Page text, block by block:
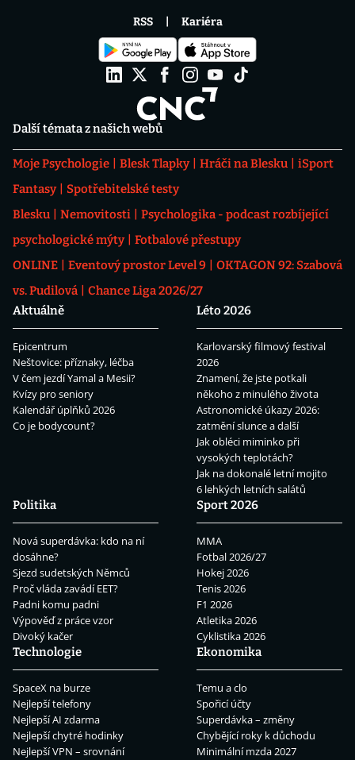
Další témata z našich webů
Moje Psychologie Blesk Tlapky Hráči na Blesku
iSport
Fantasy
Spotřebitelské testy
Blesku
Nemovitosti
Psychologika - podcast rozbíjející
psychologické mýty
Fotbalové přestupy
ONLINE
Eventový prostor Level 9
OKTAGON 92: Szabová
vs. Pudilová
Chance Liga 2026/27
Aktuálně
Epicentrum
Neštovice: příznaky, léčba
V čem jezdí Yamal a Mesii?
Kvízy pro seniory
Kalendář úplňků 2026
Co je bodycount?
Léto 2026
Karlovarský filmový festival
2026
Znamení, že jste potkali
někoho z minulého života
Astronomické úkazy 2026:
zatmění slunce a další
Jak obléci miminko při
vysokých teplotách?
Jak na dokonalé letní mojito
6 lehkých letních salátů
Politika
Nová superdávka: kdo na ní
dosáhne?
Sjezd sudetských Němců
Proč vláda zavádí EET?
Padni komu padni
Výpověď z práce vzor
Divoký kačer
Sport 2026
MMA
Fotbal 2026/27
Hokej 2026
Tenis 2026
F1 2026
Atletika 2026
Cyklistika 2026
Technologie
SpaceX na burze
Nejlepší telefony
Nejlepší AI zdarma
Nejlepší chytré hodinky
Nejlepší VPN – srovnání
Ekonomika
Temu a clo
Spořicí účty
Superdávka – změny
Chybějící roky k důchodu
Minimální mzda 2027
RSS Kariéra